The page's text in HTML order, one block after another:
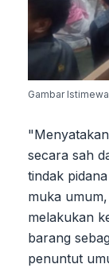
Gambar
secara sah
tindak
muka
melakukan
barang
penuntut